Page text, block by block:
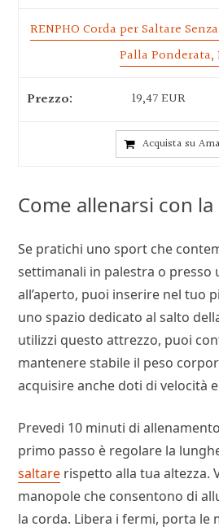
RENPHO Corda per Saltare
Palla Ponderata,
19,47 EUR
Acquista su
Come allenarsi con
Se pratichi uno sport che
settimanali in palestra o presso
all’aperto, puoi inserire nel tuo
uno spazio dedicato al salto
utilizzi questo attrezzo, puoi
mantenere stabile il peso
acquisire anche doti di velocità
Prevedi 10 minuti di
primo passo è regolare la
saltare rispetto alla tua altezza.
manopole che consentono di
la corda. Libera i fermi, porta le